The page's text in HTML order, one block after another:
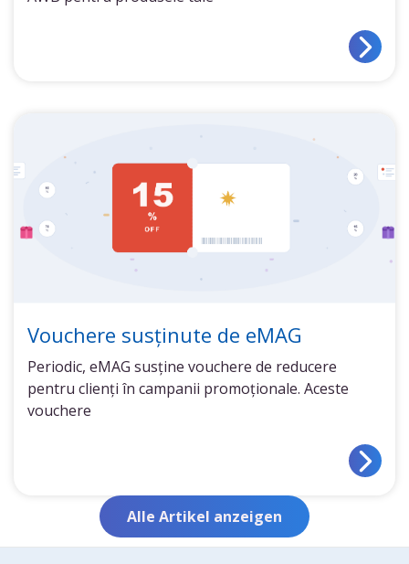
Vouchere susținute de eMAG
Periodic, eMAG susține vouchere de reducere
pentru clienți în campanii promoționale. Aceste
vouchere
Alle Artikel anzeigen